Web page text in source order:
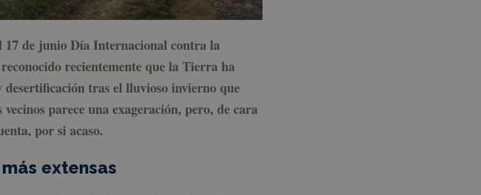
17 de junio Día Internacional contra la
recientemente que la Tierra ha
tras el lluvioso invierno que
parece una exageración, pero, de cara
por si acaso.
extensas